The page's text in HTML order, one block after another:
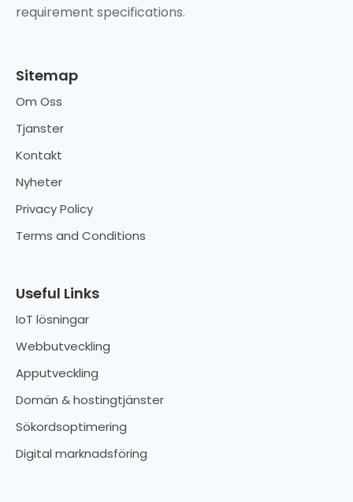
requirement specifications.
Sitemap
Om Oss
Tjanster
Kontakt
Nyheter
Privacy Policy
Terms and Conditions
Useful Links
IoT lösningar
Webbutveckling
Apputveckling
Domän & hostingtjänster
Sökordsoptimering
Digital marknadsföring